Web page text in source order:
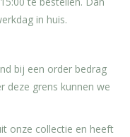
in huis.
bij een order bedrag
deze grens kunnen we
onze collectie en heeft